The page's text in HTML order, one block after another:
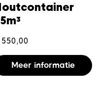
550,00
Meer informatie